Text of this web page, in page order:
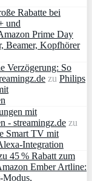
Rabatte bei
und
Prime Day
Beamer, Kopfhörer
Verzögerung: So
zu Philips
mit
- streamingz.de zu
Smart TV mit
45 % Rabatt zum
Ember Artline: